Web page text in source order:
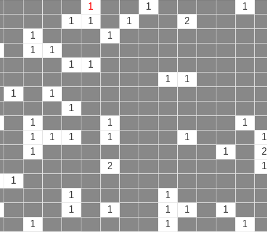
1 1 1
1 1 1 2
1 1
1 1
1 1
1 1
1 1
1
1 1 1
1 1 1 1 1 1
1 1 2
2 1
1
1 1
1 1 1 1 1
1 1 1